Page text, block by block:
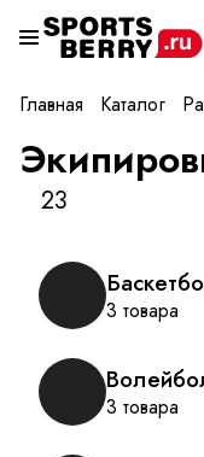
Главная Каталог
23
3 товара
3 товара